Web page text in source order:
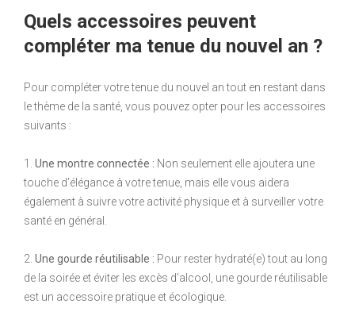
Quels accessoires peuvent
compléter ma tenue du nouvel an ?
Pour compléter votre tenue du nouvel an tout en restant dans
le thème de la santé, vous pouvez opter pour les accessoires
suivants :
1. Une montre connectée : Non seulement elle ajoutera une
touche d’élégance à votre tenue, mais elle vous aidera
également à suivre votre activité physique et à surveiller votre
santé en général.
2. Une gourde réutilisable : Pour rester hydraté(e) tout au long
de la soirée et éviter les excès d’alcool, une gourde réutilisable
est un accessoire pratique et écologique.